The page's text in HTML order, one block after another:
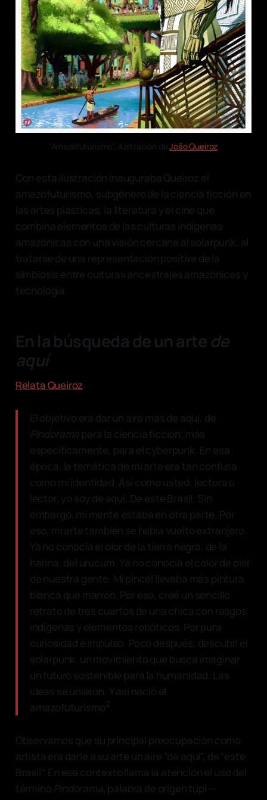
‘Amazofuturismo’, ilustración de João Queiroz
Con esta ilustración inauguraba Queiroz el
amazofuturismo, subgénero de la ciencia ficción en
las artes plásticas, la literatura y el cine que
combina elementos de las culturas indígenas
amazónicas con una visión cercana al solarpunk, al
tratarse de una representación positiva de la
simbiosis entre culturas ancestrales amazónicas y
tecnología.
En la búsqueda de un arte de
aquí
Relata Queiroz:
El objetivo era dar un aire más de aquí, de
Pindoramapara la ciencia ficción; más
específicamente, para el cyberpunk. En esa
época, la temática de mi arte era tan confusa
como mi identidad. Así como usted, lectora o
lector, yo soy de aquí. De este Brasil. Sin
embargo, mi mente estaba en otra parte. Por
eso, mi arte también se había vuelto extranjero.
Ya no conocía el olor de la tierra negra, de la
harina, del urucum. Ya no conocía el color de piel
de nuestra gente. Mi pincel llevaba más pintura
blanca que marrón. Por eso, creé un sencillo
retrato de tres cuartos de una chica con rasgos
indígenas y elementos robóticos. Por pura
curiosidad e impulso. Poco después, descubrí el
solarpunk, un movimiento que busca imaginar
un futuro sostenible para la humanidad. Las
ideas se unieron. Y así nació el
amazofuturismo2.
Observamos que su principal preocupación como
artista era darle a su arte un aire “de aquí”, de “este
Brasil”. En ese contexto llama la atención el uso del
término Pindorama, palabra de origen tupí —